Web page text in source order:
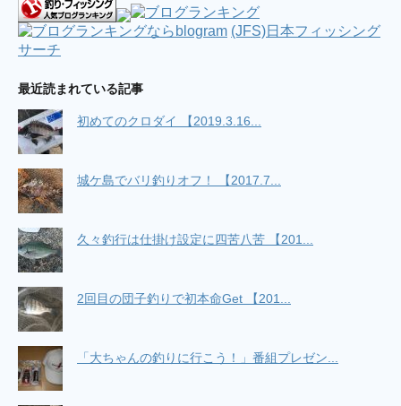
(JFS)日本フィッシング
サーチ
最近読まれている記事
初めてのクロダイ 【2019.3.16...
城ケ島でバリ釣りオフ！ 【2017.7...
久々釣行は仕掛け設定に四苦八苦 【201...
2回目の団子釣りで初本命Get 【201...
「大ちゃんの釣りに行こう！」番組プレゼン...